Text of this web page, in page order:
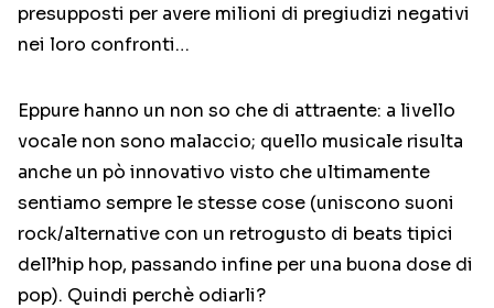
presupposti per avere milioni di pregiudizi negativi
nei loro confronti…
Eppure hanno un non so che di attraente: a livello
vocale non sono malaccio; quello musicale risulta
anche un pò innovativo visto che ultimamente
sentiamo sempre le stesse cose (uniscono suoni
rock/alternative con un retrogusto di beats tipici
dell’hip hop, passando infine per una buona dose di
pop). Quindi perchè odiarli?